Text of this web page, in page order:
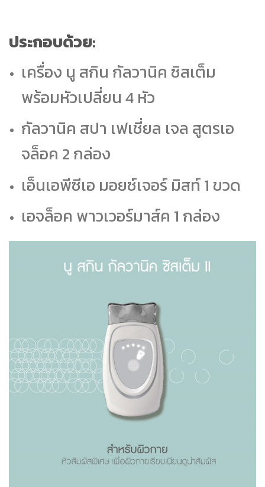
ประกอบด้วย:
เครื่อง นู สกิน กัลวานิค ซิสเต็ม
พร้อมหัวเปลี่ยน 4 หัว
กัลวานิค สปา เฟเชี่ยล เจล สูตรเอ
จล็อค 2 กล่อง
เอ็นเอพีซีเอ มอยซ์เจอร์ มิสท์ 1 ขวด
เอจล็อค พาวเวอร์มาส์ค 1 กล่อง